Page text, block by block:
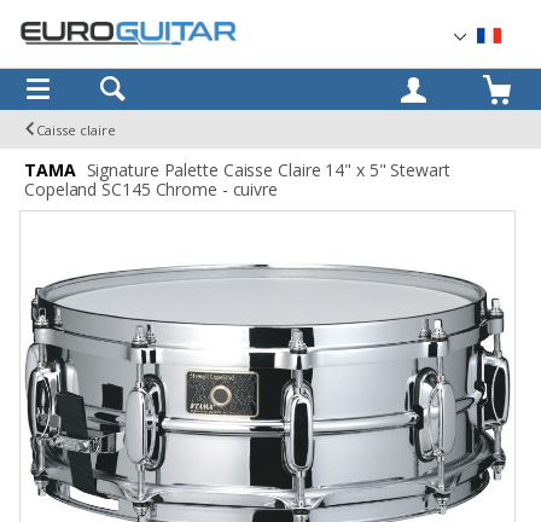
OK
Caisse claire
TAMA Signature Palette Caisse Claire 14" x 5" Stewart
Copeland SC145 Chrome - cuivre